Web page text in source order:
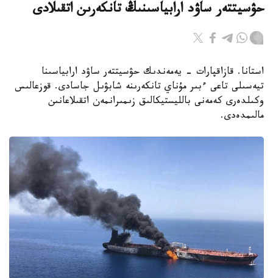
حۋسيتتەر ساۋد ارابياسىنىڭ تانكەرىن اتقىلادى
استانا. قازاقپارات - يەمەندىك حۋسيتتەر ساۋد ارابياسىنا
تيەسىلى تاعى ءبىر مۇناي تانكەرىنە شابۋىل جاسادى. قوزعالىس
وكىلدەرى كەمەنى بالليستيكالىق زىمىرانمەن اتقىلاعانىن
مالىمدەدى.